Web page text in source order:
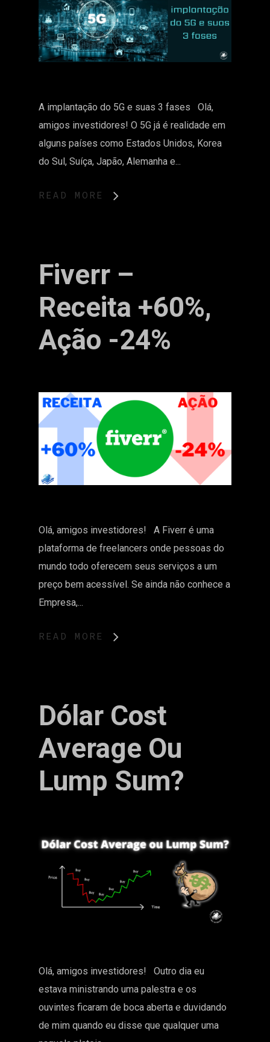
A implantação do 5G e suas 3 fases Olá,
amigos investidores! O 5G já é realidade em
alguns países como Estados Unidos, Korea
do Sul, Suíça, Japão, Alemanha e...
READ MORE
Fiverr –
Receita +60%,
Ação -24%
Olá, amigos investidores! A Fiverr é uma
plataforma de freelancers onde pessoas do
mundo todo oferecem seus serviços a um
preço bem acessível. Se ainda não conhece a
Empresa,...
READ MORE
Dólar Cost
Average Ou
Lump Sum?
Olá, amigos investidores! Outro dia eu
estava ministrando uma palestra e os
ouvintes ficaram de boca aberta e duvidando
de mim quando eu disse que qualquer uma